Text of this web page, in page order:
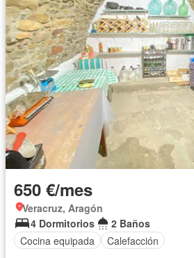
650 €/mes
Veracruz, Aragón
4 Dormitorios
2 Baños
Cocina equipada
Calefacción